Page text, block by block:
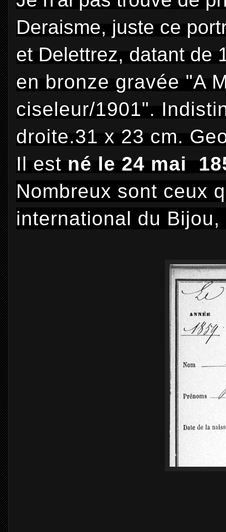
Deraisme, juste ce
et Delettrez, datant de
en bronze gravée "A
ciseleur/1901".
droite.31 x 23 cm.
Il est né le 24 mai
Nombreux sont ceux
international du